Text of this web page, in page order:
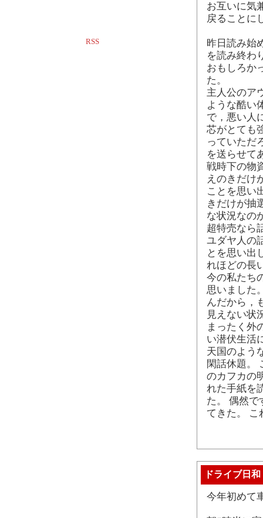
RSS
お互いに気
戻ることに
昨日読み始
を読み終わ
おもしろか
た。
主人公のア
ような酷い
で，悪い人
芯がとても
っていただ
を送らせて
戦時下の物
えのきだけ
ことを思い
きだけが抽
な状況なの
超特売なら
ユダヤ人の
とを思い出
れほどの長
今の私たち
思いました
んだから，
見えない状
まったく外
い潜伏生活
天国のよう
閑話休題。
のカフカの
れた手紙を
た。 偶然で
てきた。 こ
ドライブ日和
今年初めて